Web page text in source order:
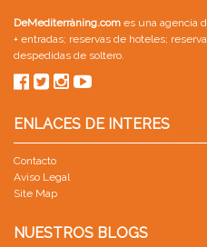
DeMediterràning.com es una agencia
+ entradas; reservas de hoteles;
despedidas de soltero
ENLACES DE INTERES
Contacto
Aviso Legal
Site Map
NUESTROS BLOGS